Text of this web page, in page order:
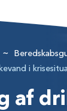
~
i
af